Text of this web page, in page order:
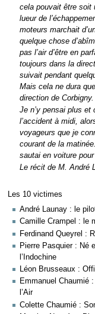
cela pouvait être soit
lueur de
moteurs marchait
quelque chose
pas l’air d’être en
toujours dans la
suivait pendant
Mais cela ne dura
direction de Corbigny.
Je n’y pensai plus et
l’accident à midi,
voyageurs que je
courant de la
sautai en voiture
Le récit de M. André
Les 10 victimes
André Launay : le
Camille Crampel : le
Ferdinand Queyrel :
Pierre Pasquier : Né
l’Indochine
Léon Brusseaux :
Emmanuel Chaumié
l’Air
Colette Chaumié :